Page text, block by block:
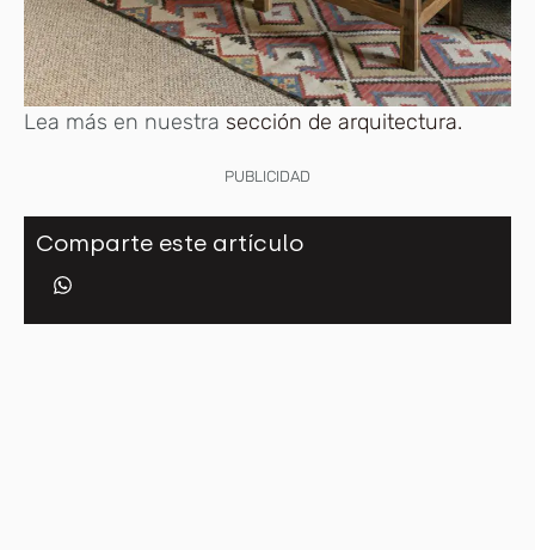
Lea más en nuestra sección de arquitectura.
PUBLICIDAD
Comparte este artículo